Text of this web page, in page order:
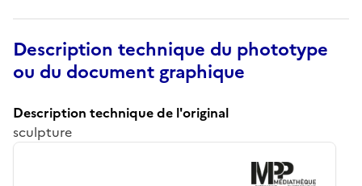
Description technique du phototype
ou du document graphique
Description technique de l'original
sculpture